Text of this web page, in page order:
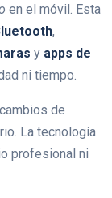
en el móvil. Esta
,
y apps de
ni tiempo.
de
La tecnología
profesional ni